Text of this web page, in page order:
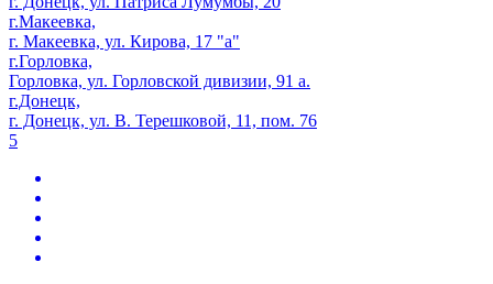
г.Макеевка,
г. Макеевка, ул. Кирова, 17 "а"
г.Горловка,
Горловка, ул. Горловской дивизии, 91 а.
г.Донецк,
г. Донецк, ул. В. Терешковой, 11, пом. 76
5